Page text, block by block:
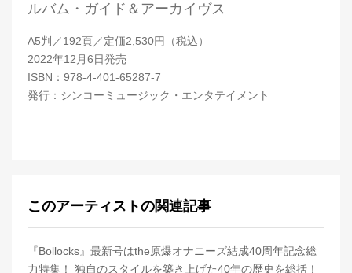
ルバム・ガイド＆アーカイヴス
A5判／192頁／定価2,530円（税込）
2022年12月6日発売
ISBN：978-4-401-65287-7
発行：シンコーミュージック・エンタテイメント
このアーティストの関連記事
『Bollocks』最新号はthe原爆オナニーズ結成40周年記念総
力特集！ 独自のスタイルを築き上げた40年の歴史を総括！